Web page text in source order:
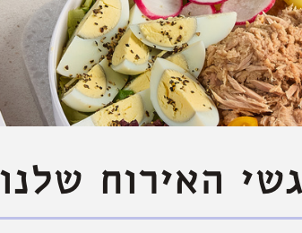
האירוח שלנו